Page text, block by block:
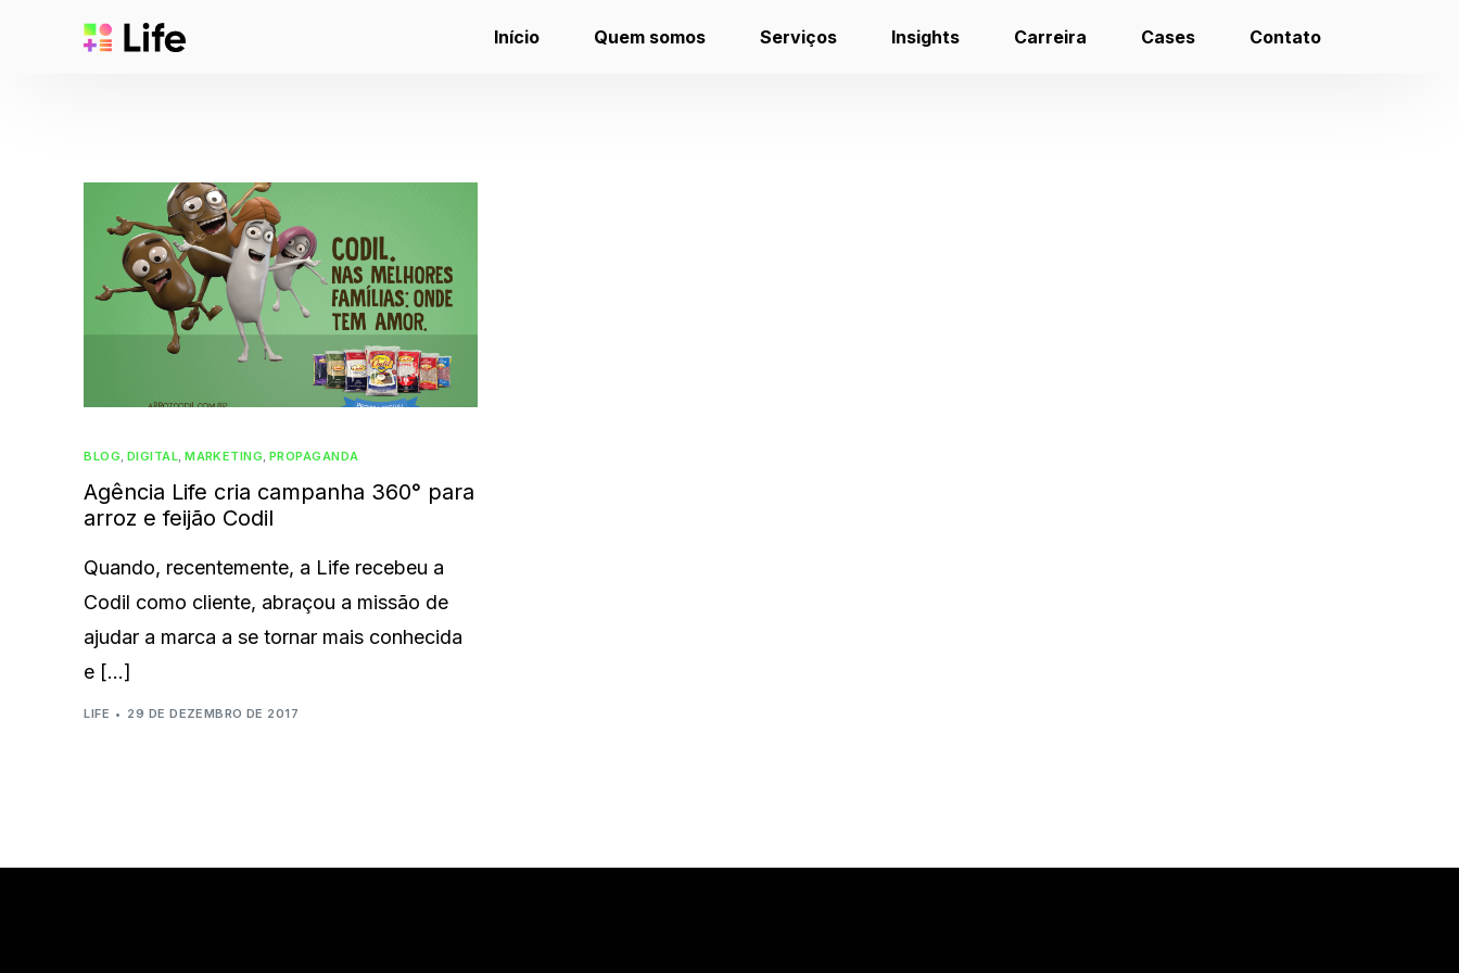
Início Quem somos Serviços Insights Carreira Cases Contato
BLOG, DIGITAL,MARKETING,PROPAGANDA
Agência Life cria campanha 360° para
arroz e feijão Codil
Quando, recentemente, a Life recebeu a
Codil como cliente, abraçou a missão de
ajudar a marca a se tornar mais conhecida
e […]
LIFE 29 DE DEZEMBRO DE 2017